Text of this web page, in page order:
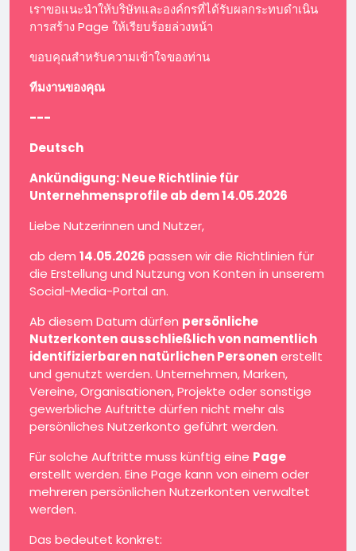
เราขอแนะนำให้บริษัทและองค์กรที่ได้รับผลกระทบดำเนิน
การสร้าง Page ให้เรียบร้อยล่วงหน้า
ขอบคุณสำหรับความเข้าใจของท่าน
ทีมงานของคุณ
---
Deutsch
Ankündigung: Neue Richtlinie für
Unternehmensprofile ab dem 14.05.2026
Liebe Nutzerinnen und Nutzer,
ab dem 14.05.2026 passen wir die Richtlinien für
die Erstellung und Nutzung von Konten in unserem
Social-Media-Portal an.
Ab diesem Datum dürfen persönliche
Nutzerkonten ausschließlich von namentlich
identifizierbaren natürlichen Personenerstellt
und genutzt werden. Unternehmen, Marken,
Vereine, Organisationen, Projekte oder sonstige
gewerbliche Auftritte dürfen nicht mehr als
persönliches Nutzerkonto geführt werden.
Für solche Auftritte muss künftig eine Page
erstellt werden. Eine Page kann von einem oder
mehreren persönlichen Nutzerkonten verwaltet
werden.
Das bedeutet konkret: